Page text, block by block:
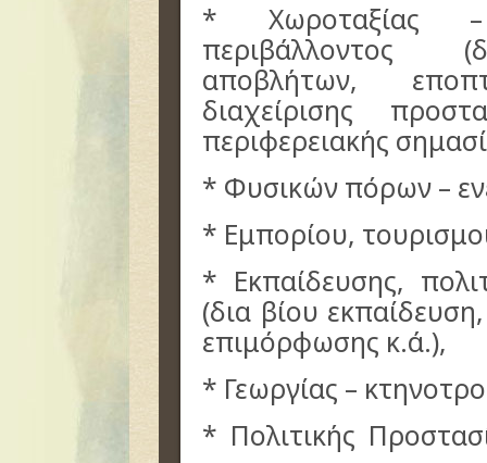
* Χωροταξίας –
περιβάλλοντος
αποβλήτων,
διαχείρισης
περιφερειακής
* Φυσικών πόρων –
* Εμπορίου,
* Εκπαίδευσης,
(δια βίου
επιμόρφωσης κ.ά.),
* Γεωργίας –
* Πολιτικής